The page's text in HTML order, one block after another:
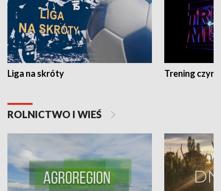
Liga na skróty Trening czyni
ROLNICTWO I WIEŚ